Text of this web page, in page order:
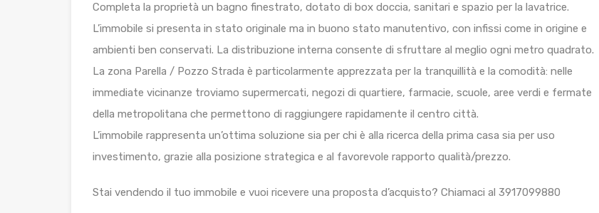
Completa la proprietà un bagno finestrato, dotato di box doccia, sanitari e spazio per la lavatrice.
L’immobile si presenta in stato originale ma in buono stato manutentivo, con infissi come in origine e
ambienti ben conservati. La distribuzione interna consente di sfruttare al meglio ogni metro quadrato.
La zona Parella / Pozzo Strada è particolarmente apprezzata per la tranquillità e la comodità: nelle
immediate vicinanze troviamo supermercati, negozi di quartiere, farmacie, scuole, aree verdi e fermate
della metropolitana che permettono di raggiungere rapidamente il centro città.
L’immobile rappresenta un’ottima soluzione sia per chi è alla ricerca della prima casa sia per uso
investimento, grazie alla posizione strategica e al favorevole rapporto qualità/prezzo.
Stai vendendo il tuo immobile e vuoi ricevere una proposta d’acquisto? Chiamaci al 3917099880